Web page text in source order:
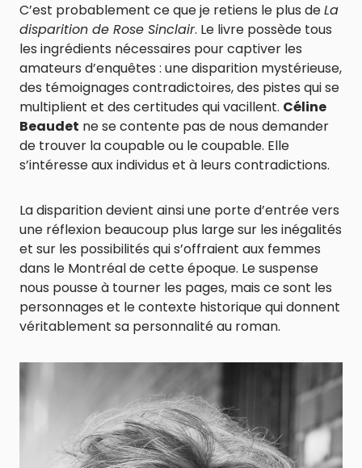
C’est probablement ce que je retiens le plus deLa
disparition de Rose Sinclair. Le livre possède tous
les ingrédients nécessaires pour captiver les
amateurs d’enquêtes : une disparition mystérieuse,
des témoignages contradictoires, des pistes qui se
multiplient et des certitudes qui vacillent. Céline
Beaudet ne se contente pas de nous demander
de trouver la coupable ou le coupable. Elle
s’intéresse aux individus et à leurs contradictions.
La disparition devient ainsi une porte d’entrée vers
une réflexion beaucoup plus large sur les inégalités
et sur les possibilités qui s’offraient aux femmes
dans le Montréal de cette époque. Le suspense
nous pousse à tourner les pages, mais ce sont les
personnages et le contexte historique qui donnent
véritablement sa personnalité au roman.